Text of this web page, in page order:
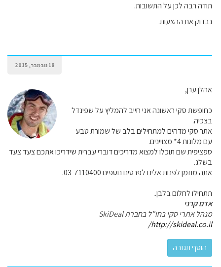
תודה רבה לכן על התשובות.
נבדוק את ההצעות.
18 נובמבר, 2015
אהלן ערן,
כחופשת סקי ראשונה אני חייב להמליץ על שפינדל
בצכיה.
אתר סקי מדהים למתחילים בלב של שמורת טבע
עם מלונות 4* מצויינים.
ספציפית שם תוכלו למצוא מדריכים דוברי עברית שידריכו אתכם צעד צעד
בשלג.
אתה מוזמן לפנות אלינו לפרטים נוספים 03-7110400.
תתחילו לחלום בלבן..
אדם קרני
מנהל אתרי סקי בחו"ל בחברת SkiDeal
http://skideal.co.il/